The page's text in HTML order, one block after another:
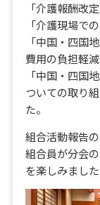
「介護報酬改
「介護現場で
「中国・四国
費用の負担軽
「中国・四国
ついての取り
た。
組合活動報告
組合員が分会
を楽しみました